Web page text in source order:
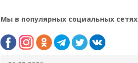
Мы в популярных социальных сетях